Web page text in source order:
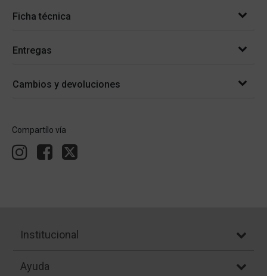
Ficha técnica
Entregas
Cambios y devoluciones
Compartílo vía
Institucional
Ayuda